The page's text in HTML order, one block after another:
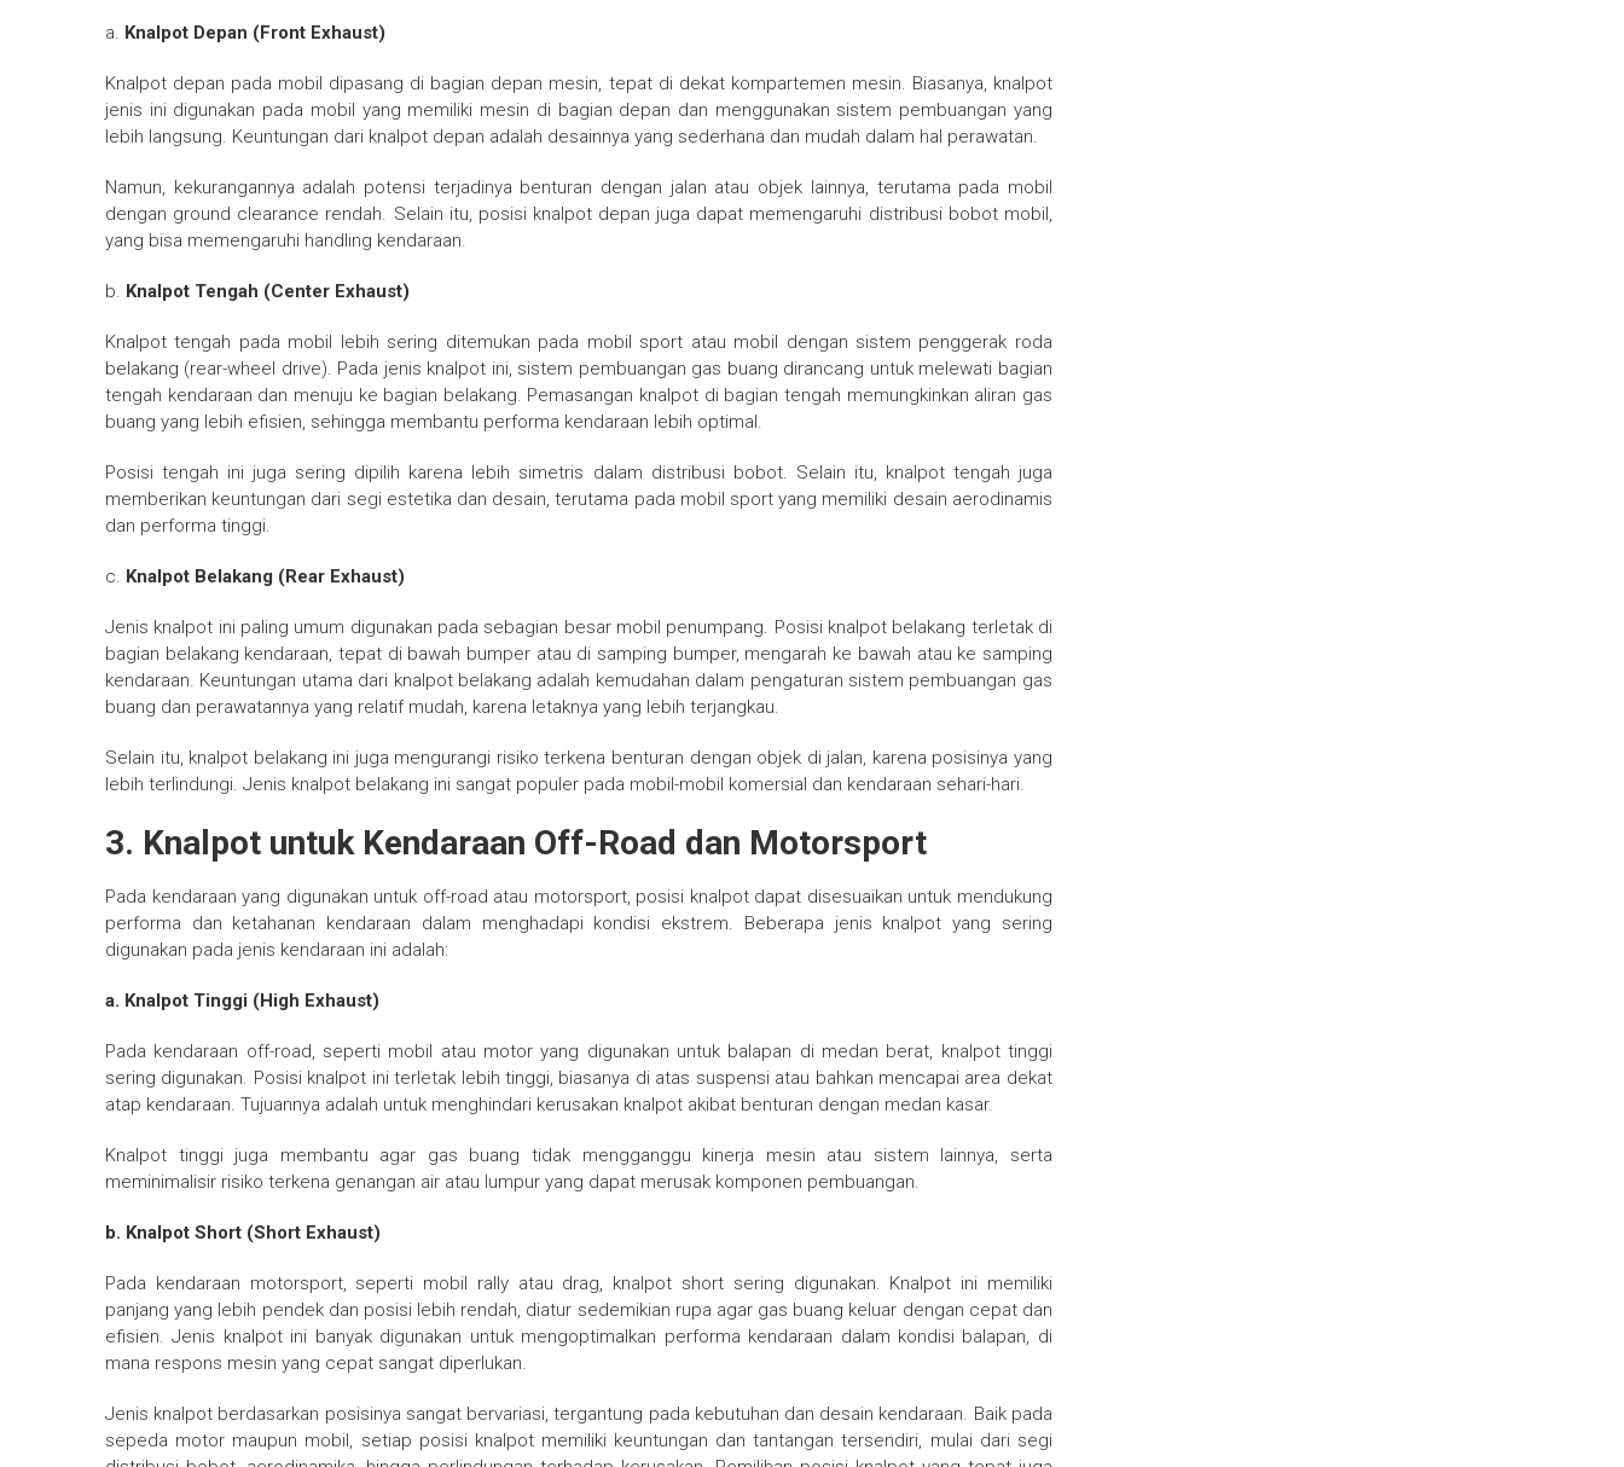
a. Knalpot Depan (Front Exhaust)
Knalpot depan pada mobil dipasang di bagian depan mesin, tepat di dekat kompartemen mesin. Biasanya, knalpot
jenis ini digunakan pada mobil yang memiliki mesin di bagian depan dan menggunakan sistem pembuangan yang
lebih langsung. Keuntungan dari knalpot depan adalah desainnya yang sederhana dan mudah dalam hal perawatan.
Namun, kekurangannya adalah potensi terjadinya benturan dengan jalan atau objek lainnya, terutama pada mobil
dengan ground clearance rendah. Selain itu, posisi knalpot depan juga dapat memengaruhi distribusi bobot mobil,
yang bisa memengaruhi handling kendaraan.
b. Knalpot Tengah (Center Exhaust)
Knalpot tengah pada mobil lebih sering ditemukan pada mobil sport atau mobil dengan sistem penggerak roda
belakang (rear-wheel drive). Pada jenis knalpot ini, sistem pembuangan gas buang dirancang untuk melewati bagian
tengah kendaraan dan menuju ke bagian belakang. Pemasangan knalpot di bagian tengah memungkinkan aliran gas
buang yang lebih efisien, sehingga membantu performa kendaraan lebih optimal.
Posisi tengah ini juga sering dipilih karena lebih simetris dalam distribusi bobot. Selain itu, knalpot tengah juga
memberikan keuntungan dari segi estetika dan desain, terutama pada mobil sport yang memiliki desain aerodinamis
dan performa tinggi.
c. Knalpot Belakang (Rear Exhaust)
Jenis knalpot ini paling umum digunakan pada sebagian besar mobil penumpang. Posisi knalpot belakang terletak di
bagian belakang kendaraan, tepat di bawah bumper atau di samping bumper, mengarah ke bawah atau ke samping
kendaraan. Keuntungan utama dari knalpot belakang adalah kemudahan dalam pengaturan sistem pembuangan gas
buang dan perawatannya yang relatif mudah, karena letaknya yang lebih terjangkau.
Selain itu, knalpot belakang ini juga mengurangi risiko terkena benturan dengan objek di jalan, karena posisinya yang
lebih terlindungi. Jenis knalpot belakang ini sangat populer pada mobil-mobil komersial dan kendaraan sehari-hari.
3. Knalpot untuk Kendaraan Off-Road dan Motorsport
Pada kendaraan yang digunakan untuk off-road atau motorsport, posisi knalpot dapat disesuaikan untuk mendukung
performa dan ketahanan kendaraan dalam menghadapi kondisi ekstrem. Beberapa jenis knalpot yang sering
digunakan pada jenis kendaraan ini adalah:
a. Knalpot Tinggi (High Exhaust)
Pada kendaraan off-road, seperti mobil atau motor yang digunakan untuk balapan di medan berat, knalpot tinggi
sering digunakan. Posisi knalpot ini terletak lebih tinggi, biasanya di atas suspensi atau bahkan mencapai area dekat
atap kendaraan. Tujuannya adalah untuk menghindari kerusakan knalpot akibat benturan dengan medan kasar.
Knalpot tinggi juga membantu agar gas buang tidak mengganggu kinerja mesin atau sistem lainnya, serta
meminimalisir risiko terkena genangan air atau lumpur yang dapat merusak komponen pembuangan.
b. Knalpot Short (Short Exhaust)
Pada kendaraan motorsport, seperti mobil rally atau drag, knalpot short sering digunakan. Knalpot ini memiliki
panjang yang lebih pendek dan posisi lebih rendah, diatur sedemikian rupa agar gas buang keluar dengan cepat dan
efisien. Jenis knalpot ini banyak digunakan untuk mengoptimalkan performa kendaraan dalam kondisi balapan, di
mana respons mesin yang cepat sangat diperlukan.
Jenis knalpot berdasarkan posisinya sangat bervariasi, tergantung pada kebutuhan dan desain kendaraan. Baik pada
sepeda motor maupun mobil, setiap posisi knalpot memiliki keuntungan dan tantangan tersendiri, mulai dari segi